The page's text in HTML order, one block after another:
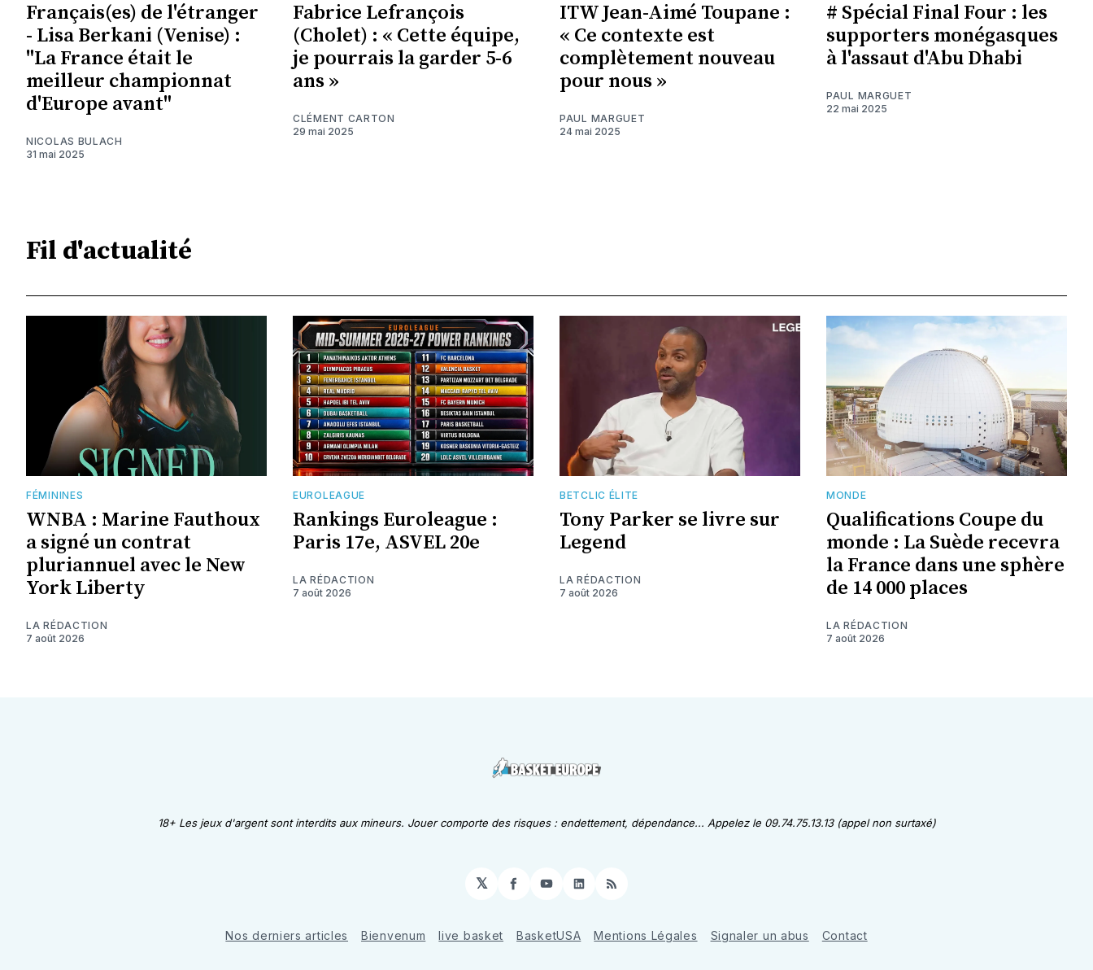
Français(es) de l'étranger
- Lisa Berkani (Venise) :
"La France était le
meilleur championnat
d'Europe avant"
NICOLAS BULACH
31 mai 2025
Fabrice Lefrançois
(Cholet) : « Cette équipe,
je pourrais la garder 5-6
ans »
CLÉMENT CARTON
29 mai 2025
ITW Jean-Aimé Toupane :
« Ce contexte est
complètement nouveau
pour nous »
PAUL MARGUET
24 mai 2025
# Spécial Final Four : les
supporters monégasques
à l'assaut d'Abu Dhabi
PAUL MARGUET
22 mai 2025
Fil d'actualité
FÉMININES
WNBA : Marine Fauthoux
a signé un contrat
pluriannuel avec le New
York Liberty
LA RÉDACTION
7 août 2026
EUROLEAGUE
Rankings Euroleague :
Paris 17e, ASVEL 20e
LA RÉDACTION
7 août 2026
BETCLIC ÉLITE
Tony Parker se livre sur
Legend
LA RÉDACTION
7 août 2026
MONDE
Qualifications Coupe du
monde : La Suède recevra
la France dans une sphère
de 14 000 places
LA RÉDACTION
7 août 2026
18+ Les jeux d'argent sont interdits aux mineurs. Jouer comporte des risques : endettement, dépendance... Appelez le 09.74.75.13.13 (appel non surtaxé)
𝕏 Facebook
YouTube
LinkedIn
RSS
Nos derniers articles Bienvenum live basket BasketUSA Mentions Légales Signaler un abus Contact